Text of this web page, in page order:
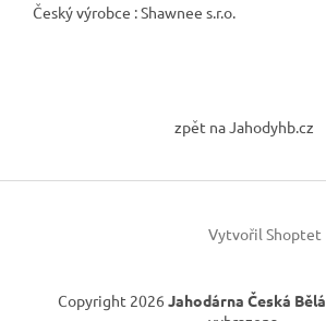
Český výrobce : Shawnee s.r.o.
t
zpět na Jahodyhb.cz
Vytvořil Shoptet
Copyright 2026 Jahodárna Česká Bělá